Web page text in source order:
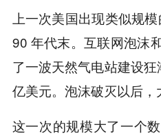
上一次美国出现类似规
90 年代末。互联网泡沫
了一波天然气电站建设
亿美元。泡沫破灭以后，
这一次的规模大了一个